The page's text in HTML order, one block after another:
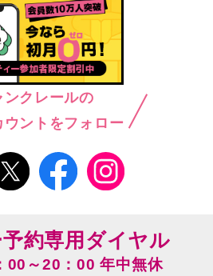
ンクレールの
ウントをフォロー
約専用ダイヤル
00～20：00 年中無休